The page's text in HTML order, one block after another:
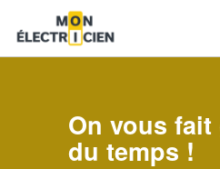
On vous fait
du temps !